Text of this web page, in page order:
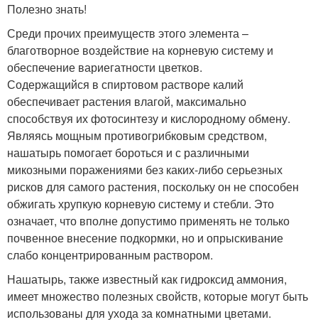
Полезно знать!
Среди прочих преимуществ этого элемента –
благотворное воздействие на корневую систему и
обеспечение вариегатности цветков.
Содержащийся в спиртовом растворе калий
обеспечивает растения влагой, максимально
способствуя их фотосинтезу и кислородному обмену.
Являясь мощным противогрибковым средством,
нашатырь помогает бороться и с различными
микозными поражениями без каких-либо серьезных
рисков для самого растения, поскольку он не способен
обжигать хрупкую корневую систему и стебли. Это
означает, что вполне допустимо применять не только
почвенное внесение подкормки, но и опрыскивание
слабо концентрированным раствором.
Нашатырь, также известный как гидроксид аммония,
имеет множество полезных свойств, которые могут быть
использованы для ухода за комнатными цветами.